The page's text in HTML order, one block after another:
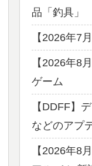
品「釣具」
【2026年7
【2026年8
ゲーム
【DDFF】
などのアプ
【2026年8